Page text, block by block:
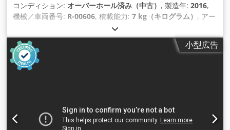
コンディション: オーバーホール済み（中古） , 製造年: 2016,
機械／車両番号: R-00606, 積載能力: 7 kg（キログラム） , アー
, コントローラーメーカー:
ィーチペンダントメーカー:A05B-2255-C101#EGN,
小型広告